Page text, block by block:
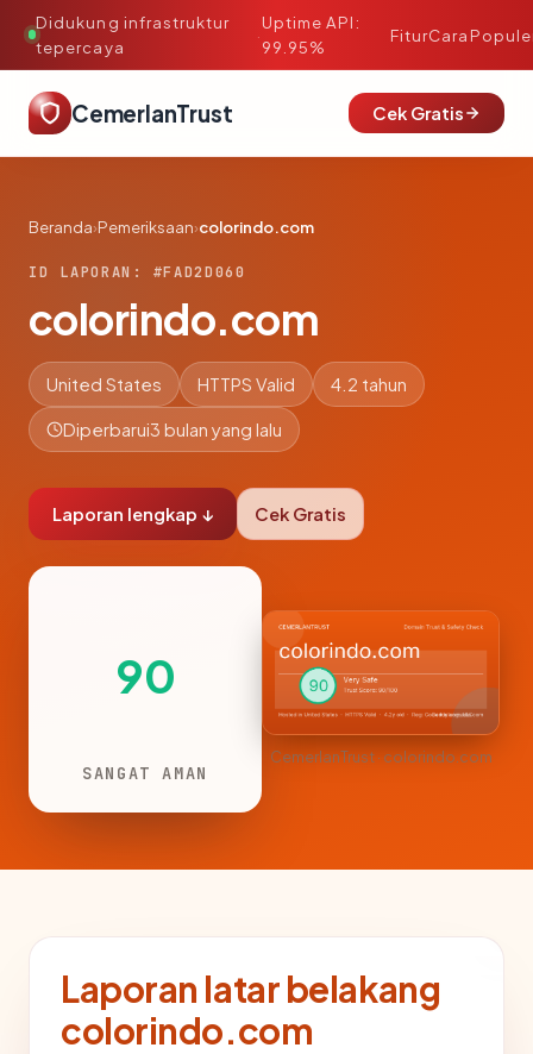
Didukung infrastruktur
tepercaya
·
Uptime API:
99.95%
FiturCara
CemerlanTrust Cek Gratis
Beranda›Pemeriksaan›colorindo.com
ID LAPORAN: #FAD2D060
colorindo.com
United States HTTPS Valid 4.2 tahun
Diperbarui3 bulan yang lalu
Laporan lengkap ↓ Cek Gratis
90
SANGAT AMAN
CemerlanTrust · colorindo.com
Laporan latar belakang
colorindo.com